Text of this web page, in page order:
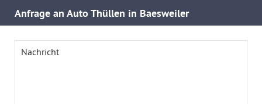
Anfrage an Auto Thüllen in Baesweiler
Nachricht